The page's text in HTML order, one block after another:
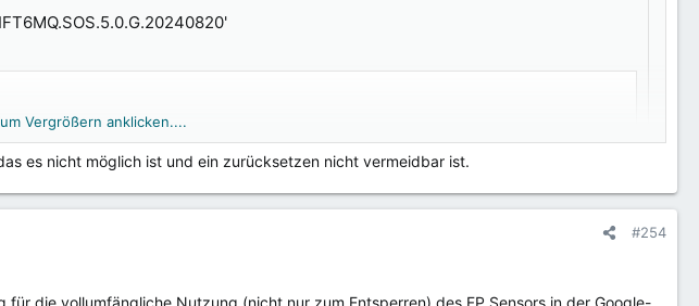
ShiftOS-G 6.0 (für das SHIFTphone 8) entwickelt oder hat letzteres aktuell Vorrang?
Vergrößern anklicken....
um Hilfe das Android 10 -> Android 13 Upgrade ohne Datenverlust hinzubekommen.
Vergrößern anklicken....
es nicht möglich ist und ein zurücksetzen nicht vermeidbar ist.
#254
die vollumfängliche Nutzung (nicht nur zum Entsperren) des FP Sensors in der Google-